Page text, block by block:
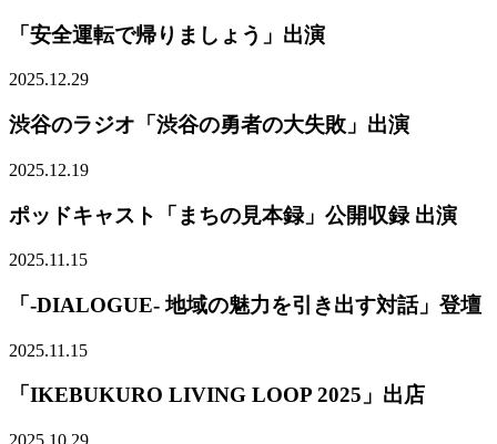
「安全運転で帰りましょう」出演
2025.12.29
渋谷のラジオ「渋谷の勇者の大失敗」出演
2025.12.19
ポッドキャスト「まちの見本録」公開収録 出演
2025.11.15
「-DIALOGUE- 地域の魅力を引き出す対話」登壇
2025.11.15
「IKEBUKURO LIVING LOOP 2025」出店